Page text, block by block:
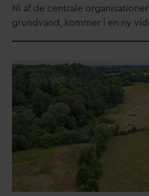
​Ni af de centrale
grundvand, kommer i en ny